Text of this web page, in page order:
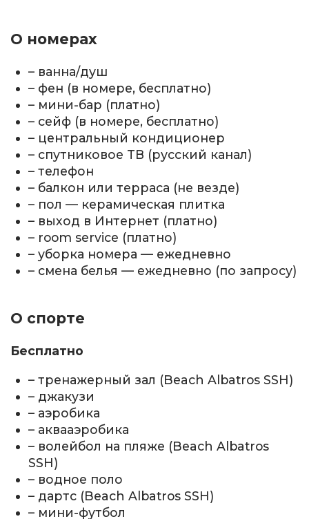
О номерах
– ванна/душ
– фен (в номере, бесплатно)
– мини-бар (платно)
– сейф (в номере, бесплатно)
– центральный кондиционер
– спутниковое TВ (русский канал)
– телефон
– балкон или терраса (не везде)
– пол — керамическая плитка
– выход в Интернет (платно)
– room service (платно)
– уборка номера — ежедневно
– смена белья — ежедневно (по запросу)
О спорте
Бесплатно
– тренажерный зал (Beach Albatros SSH)
– джакузи
– аэробика
– аквааэробика
– волейбол на пляже (Beach Albatros
SSH)
– водное поло
– дартс (Beach Albatros SSH)
– мини-футбол